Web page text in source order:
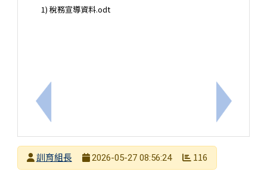
上一筆：「中原大學服務學習季刊-115年5月號」線
1) 稅務宣導資料.odt
下一筆：
發布者
訓育組長
2026-05-27 08:56:24 116